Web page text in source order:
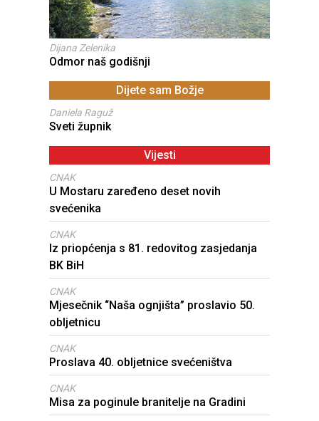
Dijana Zelenika
Odmor naš godišnji
Dijete sam Božje
Daniela Raguž
Sveti župnik
Vijesti
CNAK
U Mostaru zaređeno deset novih
svećenika
CNAK
Iz priopćenja s 81. redovitog zasjedanja
BK BiH
CNAK
Mjesečnik “Naša ognjišta” proslavio 50.
obljetnicu
CNAK
Proslava 40. obljetnice svećeništva
CNAK
Misa za poginule branitelje na Gradini